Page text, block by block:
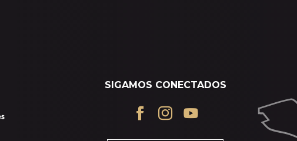
SIGAMOS CONECTADOS